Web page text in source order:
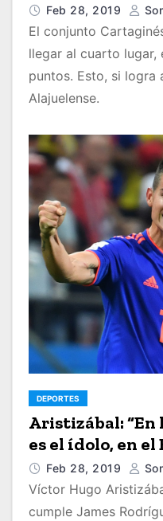
Feb 28, 2019
El conjunto
llegar al cuarto lugar,
puntos. Esto, si logra
Alajuelense.
DEPORTES
Aristizábal: “En
es el ídolo, en el
Feb 28, 2019
Víctor Hugo
cumple James